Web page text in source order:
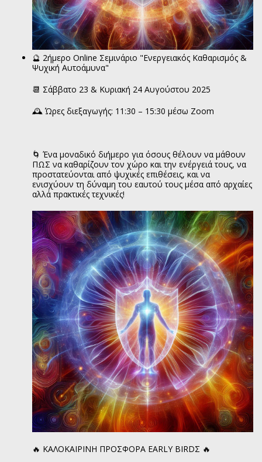
🔮 2ήμερο Online Σεμινάριο "Ενεργειακός Καθαρισμός &
Ψυχική Αυτοάμυνα"
📆 Σάββατο 23 & Κυριακή 24 Αυγούστου 2025
🕰 Ώρες διεξαγωγής: 11:30 – 15:30 μέσω Zoom
🌀 Ένα μοναδικό διήμερο για όσους θέλουν να μάθουν
ΠΩΣ να καθαρίζουν τον χώρο και την ενέργειά τους, να
προστατεύονται από ψυχικές επιθέσεις, και να
ενισχύουν τη δύναμη του εαυτού τους μέσα από αρχαίες
αλλά πρακτικές τεχνικές!
🔥 ΚΑΛΟΚΑΙΡΙΝΗ ΠΡΟΣΦΟΡΑ EARLY BIRDΣ 🔥